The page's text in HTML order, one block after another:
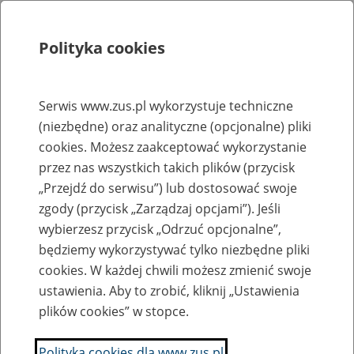
KONKURS Dofinansowanie działań płatnika składek na poprawę bezpieczeństwa i
Dofinansowanie działań płatnika
składek na poprawę
bezpieczeństwa i higieny pracy -
konkurs nr 2024.01
26
lutego
2025
Polityka cookies
Serwis www.zus.pl wykorzystuje techniczne
(niezbędne) oraz analityczne (opcjonalne) pliki
cookies. Możesz zaakceptować wykorzystanie
przez nas wszystkich takich plików (przycisk
„Przejdź do serwisu”) lub dostosować swoje
zgody (przycisk „Zarządzaj opcjami”). Jeśli
wybierzesz przycisk „Odrzuć opcjonalne”,
będziemy wykorzystywać tylko niezbędne pliki
cookies. W każdej chwili możesz zmienić swoje
ustawienia. Aby to zrobić, kliknij „Ustawienia
plików cookies” w stopce.